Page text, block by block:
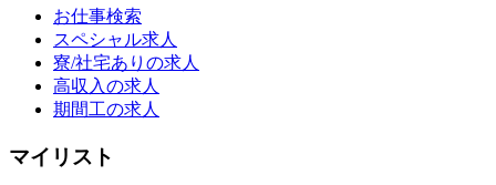
お仕事検索
スペシャル求人
寮/社宅ありの求人
高収入の求人
期間工の求人
マイリスト